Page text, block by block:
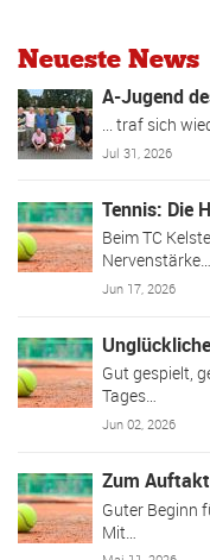
Neueste News
A-Jugend
... traf sich
Jul 31, 2026
Tennis: Die
Beim TC
Nervenstärke…
Jun 17, 2026
Gut gespielt,
Tages…
Jun 02, 2026
Zum
Guter Beginn
Mit…